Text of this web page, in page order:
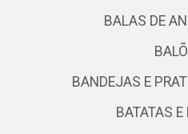
BALAS DE
BANDEJAS E
BATATAS E